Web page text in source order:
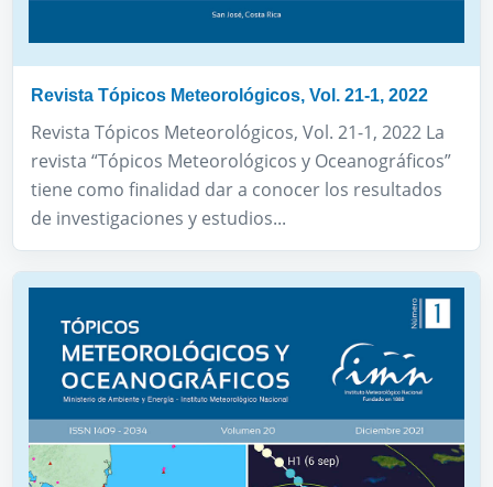
Revista Tópicos Meteorológicos, Vol. 21-1, 2022
Revista Tópicos Meteorológicos, Vol. 21-1, 2022 La
revista “Tópicos Meteorológicos y Oceanográficos”
tiene como finalidad dar a conocer los resultados
de investigaciones y estudios...